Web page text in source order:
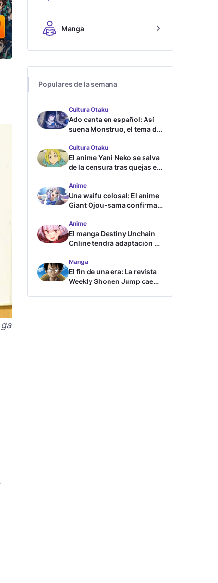
Manga
Populares de la semana
Cultura Otaku
Ado canta en español: Así
suena Monstruo, el tema de
Cultura Otaku
El anime Yani Neko se salva
de la censura tras quejas en
Anime
Una waifu colosal: El anime
Giant Ojou-sama confirma
Anime
El manga Destiny Unchain
Online tendrá adaptación al
Manga
El fin de una era: La revista
Weekly Shonen Jump cae